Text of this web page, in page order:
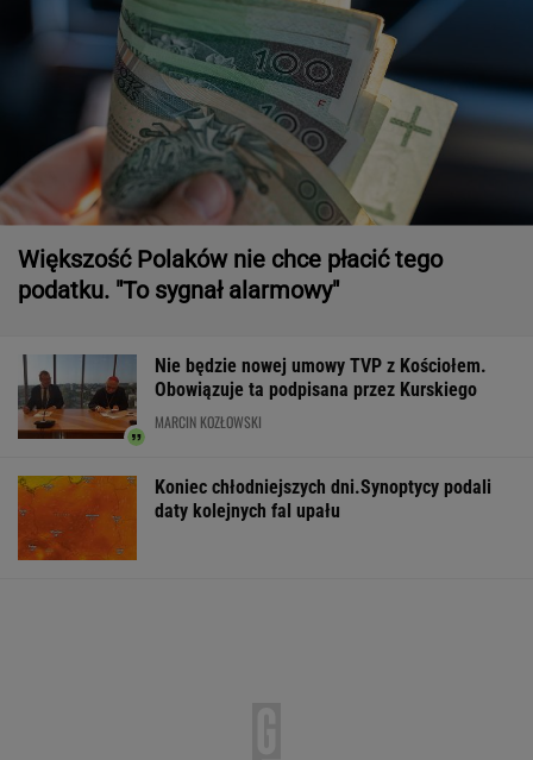
Większość Polaków nie chce płacić tego
podatku. "To sygnał alarmowy"
Nie będzie nowej umowy TVP z Kościołem.
Obowiązuje ta podpisana przez Kurskiego
MARCIN KOZŁOWSKI
Koniec chłodniejszych dni.Synoptycy podali
daty kolejnych fal upału